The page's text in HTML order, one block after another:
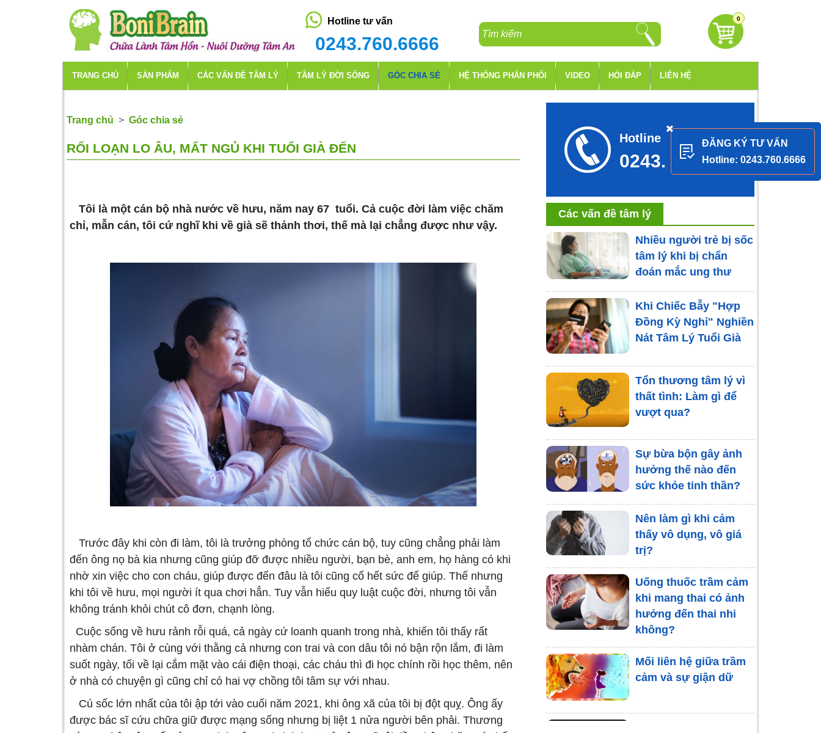
Hotline tư vấn
0243.760.6666
0
TRANG CHỦ SẢN PHẨM CÁC VẤN ĐỀ TÂM LÝ TÂM LÝ ĐỜI SỐNG GÓC CHIA SẺ HỆ THỐNG PHÂN PHỐI VIDEO HỎI ĐÁP LIÊN HỆ
Trang chủ Góc chia sẻ
RỐI LOẠN LO ÂU, MẤT NGỦ KHI TUỔI GIÀ ĐẾN
Tôi là một cán bộ nhà nước về hưu, năm nay 67 tuổi. Cả cuộc đời làm việc chăm
chỉ, mẫn cán, tôi cứ nghĩ khi về già sẽ thảnh thơi, thế mà lại chẳng được như vậy.
Trước đây khi còn đi làm, tôi là trưởng phòng tổ chức cán bộ, tuy cũng chẳng phải làm
đến ông nọ bà kia nhưng cũng giúp đỡ được nhiều người, bạn bè, anh em, họ hàng có khi
nhờ xin việc cho con cháu, giúp được đến đâu là tôi cũng cố hết sức để giúp. Thế nhưng
khi tôi về hưu, mọi người ít qua chơi hẳn. Tuy vẫn hiểu quy luật cuộc đời, nhưng tôi vẫn
không tránh khỏi chút cô đơn, chạnh lòng.
Cuộc sống về hưu rảnh rỗi quá, cả ngày cứ loanh quanh trong nhà, khiến tôi thấy rất
nhàm chán. Tôi ở cùng với thằng cả nhưng con trai và con dâu tôi nó bận rộn lắm, đi làm
suốt ngày, tối về lại cắm mặt vào cái điện thoại, các cháu thì đi học chính rồi học thêm, nên
ở nhà có chuyện gì cũng chỉ có hai vợ chồng tôi tâm sự với nhau.
Cú sốc lớn nhất của tôi ập tới vào cuối năm 2021, khi ông xã của tôi bị đột quỵ. Ông ấy
được bác sĩ cứu chữa giữ được mạng sống nhưng bị liệt 1 nửa người bên phải. Thương
Hotline tư vấn
0243.760.6666
Các vấn đề tâm lý
Nhiều người trẻ bị sốc
tâm lý khi bị chẩn
đoán mắc ung thư
Khi Chiếc Bẫy "Hợp
Đồng Kỳ Nghỉ" Nghiền
Nát Tâm Lý Tuổi Già
Tổn thương tâm lý vì
thất tình: Làm gì để
vượt qua?
Sự bừa bộn gây ảnh
hưởng thế nào đến
sức khỏe tinh thần?
Nên làm gì khi cảm
thấy vô dụng, vô giá
trị?
Uống thuốc trầm cảm
khi mang thai có ảnh
hưởng đến thai nhi
không?
Mối liên hệ giữa trầm
cảm và sự giận dữ
ĐĂNG KÝ TƯ VẤN
Hotline: 0243.760.6666